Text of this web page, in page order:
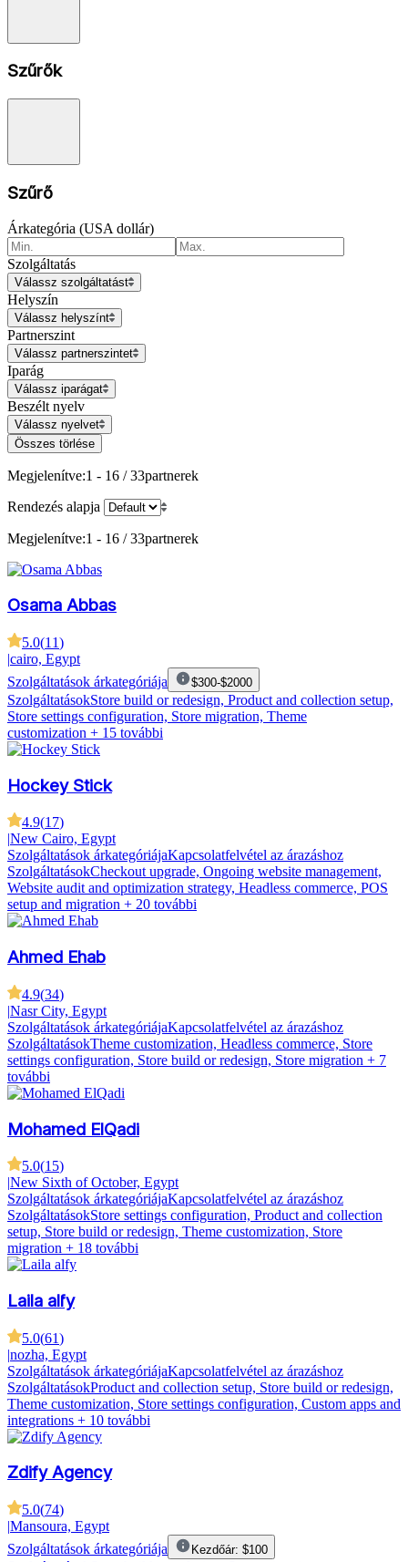
Szűrők
Szűrő
Árkategória (USA dollár)
Szolgáltatás
Válassz szolgáltatást
Helyszín
Válassz helyszínt
Partnerszint
Válassz partnerszintet
Iparág
Válassz iparágat
Beszélt nyelv
Válassz nyelvet
Összes törlése
Megjelenítve:1 - 16 / 33partnerek
Rendezés alapja
Megjelenítve:1 - 16 / 33partnerek
Osama Abbas
5.0(11)
|cairo, Egypt
Szolgáltatások árkategóriája
$300-$2000
SzolgáltatásokStore build or redesign, Product and collection setup,
Store settings configuration, Store migration, Theme
customization + 15 további
Hockey Stick
4.9(17)
New Cairo, Egypt
Szolgáltatások árkategóriájaKapcsolatfelvétel az árazáshoz
SzolgáltatásokCheckout upgrade, Ongoing website management,
Website audit and optimization strategy, Headless commerce, POS
setup and migration + 20 további
Ahmed Ehab
4.9(34)
|Nasr City, Egypt
Szolgáltatások árkategóriájaKapcsolatfelvétel az árazáshoz
SzolgáltatásokTheme customization, Headless commerce, Store
settings configuration, Store build or redesign, Store migration + 7
további
Mohamed ElQadi
5.0(15)
|New Sixth of October, Egypt
Szolgáltatások árkategóriájaKapcsolatfelvétel az árazáshoz
SzolgáltatásokStore settings configuration, Product and collection
setup, Store build or redesign, Theme customization, Store
migration + 18 további
Laila alfy
5.0(61)
|nozha, Egypt
Szolgáltatások árkategóriájaKapcsolatfelvétel az árazáshoz
SzolgáltatásokProduct and collection setup, Store build or redesign,
Theme customization, Store settings configuration, Custom apps and
integrations + 10 további
Zdify Agency
5.0(74)
|Mansoura, Egypt
Szolgáltatások árkategóriája
Kezdőár: $100